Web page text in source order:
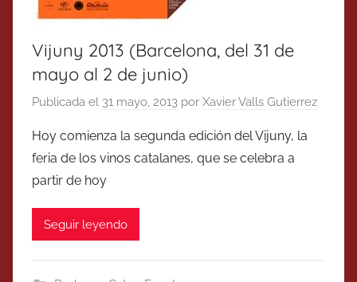
Vijuny 2013 (Barcelona, del 31 de
mayo al 2 de junio)
Publicada el 31 mayo, 2013 por Xavier Valls Gutierrez
Hoy comienza la segunda edición del Vijuny, la
feria de los vinos catalanes, que se celebra a
partir de hoy
Seguir leyendo